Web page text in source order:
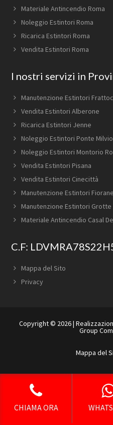
Materiale Antincendio Roma
Noleggio Estintori Roma
Ricarica Estintori Roma
Vendita Estintori Roma
I nostri servizi in
Manutenzione Estintori
Vendita Estintori Alberone
Ricarica Estintori Jenne
Noleggio Estintori Ponte Milvio
Noleggio Estintori Montorio
Vendita Estintori Pisana
Vendita Estintori Cinecittà
Manutenzione Estintori
Manutenzione Estintori Grotte
Materiale Antincendio Casal
C.F:
Mappa del Sito
Privacy
Copyright © 2026 |
Group
Mappa del
CHIAMA ORA